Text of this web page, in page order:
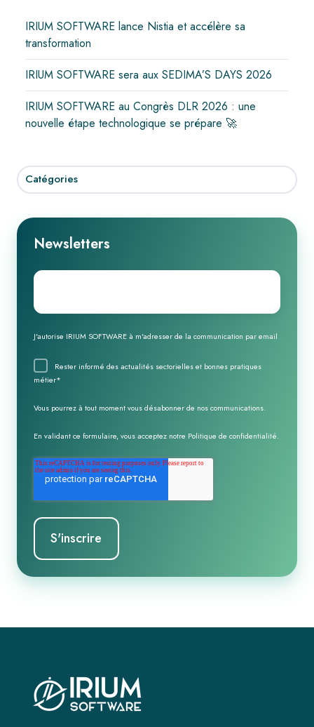
IRIUM SOFTWARE lance Nistia et accélère sa
transformation
IRIUM SOFTWARE sera aux SEDIMA’S DAYS 2026
IRIUM SOFTWARE au Congrès DLR 2026 : une
nouvelle étape technologique se prépare 🚀
Catégories
Newsletters
Email
J'autorise IRIUM SOFTWARE à m'adresser de la communication par email
Rester informé des actualités sectorielles et bonnes pratiques
métier*
Vous pourrez à tout moment vous désabonner de nos communications.
En validant ce formulaire, vous acceptez notre Politique de confidentialité.